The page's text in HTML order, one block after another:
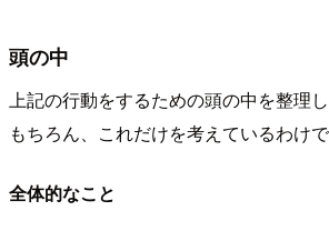
頭の中
上記の行動をするための頭の中を整理し
もちろん、これだけを考えているわけ
全体的なこと